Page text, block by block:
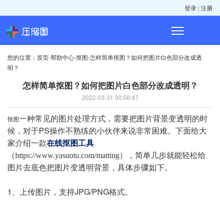
登录 | 注册
您的位置： 首页-帮助中心-抠图-怎样简单抠图？如何把图片白色部分改成透
明？
怎样简单抠图？如何把图片白色部分改成透明？
2022-03-31 00:56:47
抠图一种常见的图片处理方式，需要把图片背景变透明的时
候，对于PS操作不熟练的小伙伴来说非常困难。下面给大
家介绍一款在线抠图工具
（https://www.yasuotu.com/matting），简单几步就能轻松给
图片去底色把图片变透明背景，具体步骤如下。
1、上传图片，支持JPG/PNG格式。